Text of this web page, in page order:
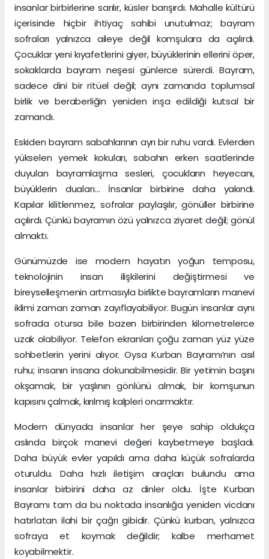
insanlar birbirlerine sarılır, küsler barışırdı. Mahalle kültürü
içerisinde hiçbir ihtiyaç sahibi unutulmaz; bayram
sofraları yalnızca aileye değil komşulara da açılırdı.
Çocuklar yeni kıyafetlerini giyer, büyüklerinin ellerini öper,
sokaklarda bayram neşesi günlerce sürerdi. Bayram,
sadece dini bir ritüel değil; aynı zamanda toplumsal
birlik ve beraberliğin yeniden inşa edildiği kutsal bir
zamandı.
Eskiden bayram sabahlarının ayrı bir ruhu vardı. Evlerden
yükselen yemek kokuları, sabahın erken saatlerinde
duyulan bayramlaşma sesleri, çocukların heyecanı,
büyüklerin duaları… İnsanlar birbirine daha yakındı.
Kapılar kilitlenmez, sofralar paylaşılır, gönüller birbirine
açılırdı. Çünkü bayramın özü yalnızca ziyaret değil; gönül
almaktı.
Günümüzde ise modern hayatın yoğun temposu,
teknolojinin insan ilişkilerini değiştirmesi ve
bireyselleşmenin artmasıyla birlikte bayramların manevi
iklimi zaman zaman zayıflayabiliyor. Bugün insanlar aynı
sofrada otursa bile bazen birbirinden kilometrelerce
uzak olabiliyor. Telefon ekranları çoğu zaman yüz yüze
sohbetlerin yerini alıyor. Oysa Kurban Bayramı’nın asıl
ruhu; insanın insana dokunabilmesidir. Bir yetimin başını
okşamak, bir yaşlının gönlünü almak, bir komşunun
kapısını çalmak, kırılmış kalpleri onarmaktır.
Modern dünyada insanlar her şeye sahip oldukça
aslında birçok manevi değeri kaybetmeye başladı.
Daha büyük evler yapıldı ama daha küçük sofralarda
oturuldu. Daha hızlı iletişim araçları bulundu ama
insanlar birbirini daha az dinler oldu. İşte Kurban
Bayramı tam da bu noktada insanlığa yeniden vicdanı
hatırlatan ilahi bir çağrı gibidir. Çünkü kurban, yalnızca
sofraya et koymak değildir; kalbe merhamet
koyabilmektir.